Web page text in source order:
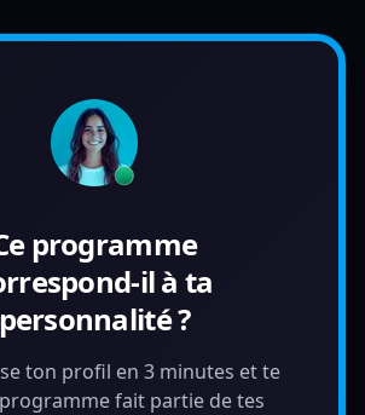
programme
il à ta
personnalité ?
ton profil en 3 minutes et te
fait partie de tes